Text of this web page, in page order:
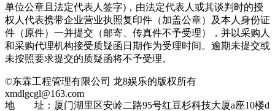
单位公章且法定代表人签字)，由法定代表人或其谈判时的授
权人代表携带企业营业执照复印件（加盖公章）及本人身份证
件（原件）一并提交（邮寄、传真件不予受理），并以采购人
和采购代理机构接受质疑函日期作为受理时间。逾期未提交或
未按照要求提交的质疑函将不予受理。
©东霖工程管理有限公司 龙8娱乐的版权所有
xmdlgcgl@163.com
地 址：厦门湖里区安岭二路95号红豆杉科技大厦a座10楼d